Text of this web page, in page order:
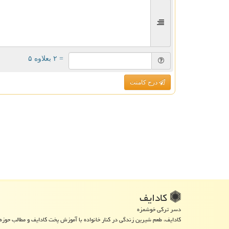
= ۲ بعلاوه ۵
درج کامنت
كادایف
دسر ترکی خوشمزه
کادایف، طعم شیرین زندگی در کنار خانواده با آموزش پخت کادایف و مطالب